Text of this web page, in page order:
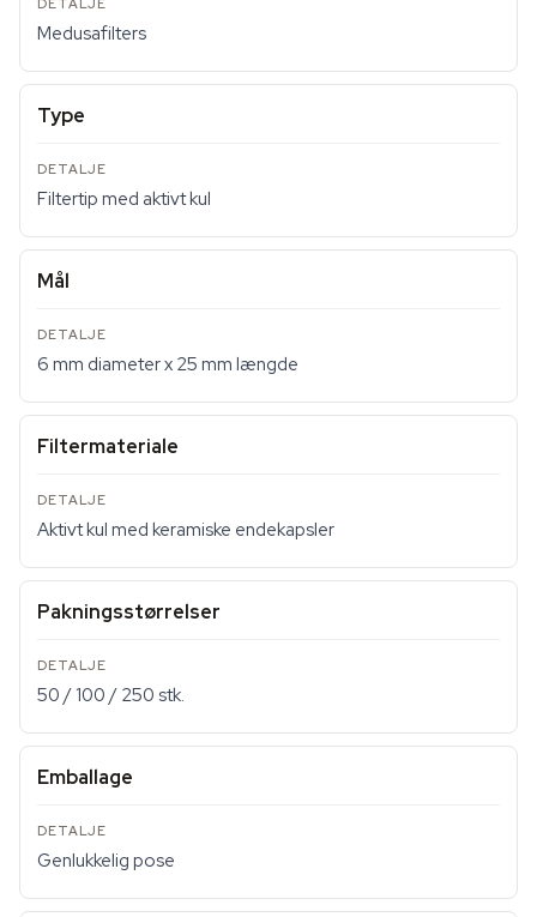
Medusafilters
Type
Filtertip med aktivt kul
Mål
6 mm diameter x 25 mm længde
Filtermateriale
Aktivt kul med keramiske endekapsler
Pakningsstørrelser
50 / 100 / 250 stk.
Emballage
Genlukkelig pose